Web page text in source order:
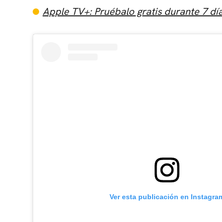
Apple TV+: Pruébalo gratis durante 7
Ver esta publicación en